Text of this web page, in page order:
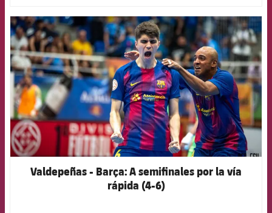
FCB Barcelona badge
Valdepeñas - Barça: A semifinales por la vía
rápida (4-6)